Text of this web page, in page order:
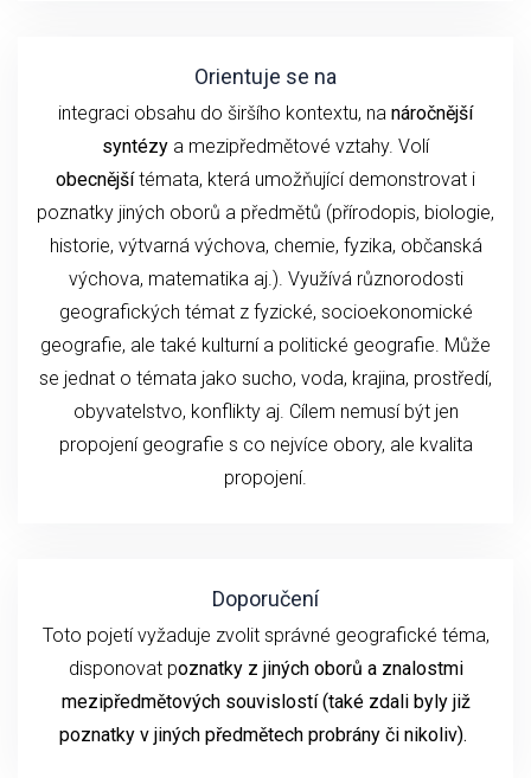
Orientuje se na
integraci obsahu do širšího kontextu, na náročnější
syntézy a mezipředmětové vztahy. Volí
obecnějšítémata, která umožňující demonstrovat i
poznatky jiných oborů a předmětů (přírodopis, biologie,
historie, výtvarná výchova, chemie, fyzika, občanská
výchova, matematika aj.). Využívá různorodosti
geografických témat z fyzické, socioekonomické
geografie, ale také kulturní a politické geografie. Může
se jednat o témata jako sucho, voda, krajina, prostředí,
obyvatelstvo, konflikty aj. Cílem nemusí být jen
propojení geografie s co nejvíce obory, ale kvalita
propojení.
Doporučení
Toto pojetí vyžaduje zvolit správné geografické téma,
disponovat poznatky z jiných oborů a znalostmi
mezipředmětových souvislostí (také zdali byly již
poznatky v jiných předmětech probrány či nikoliv).